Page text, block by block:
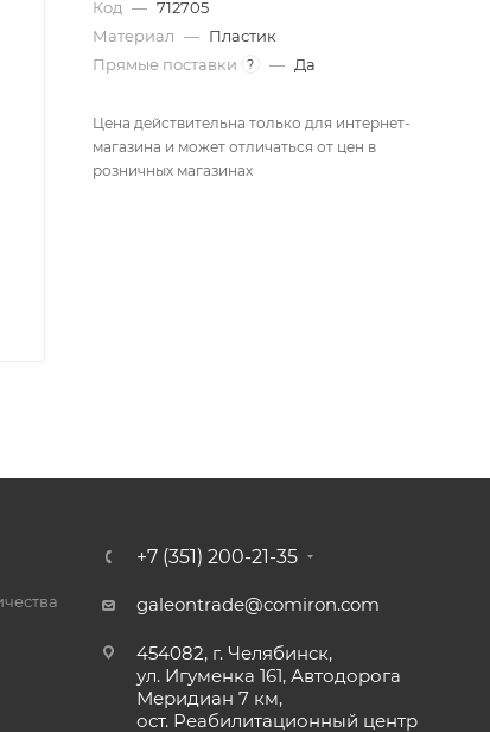
Код — 712705
Материал — Пластик
Прямые поставки
? — Да
Цена действительна только для интернет-
магазина и может отличаться от цен в
розничных магазинах
+7 (351) 200-21-35
galeontrade@comiron.com
454082, г. Челябинск,
ул. Игуменка 161, Автодорога
Меридиан 7 км,
ост. Реабилитационный центр